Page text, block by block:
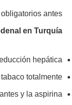
antes
en Turquía
hepática.
totalmente.
y la aspirina.